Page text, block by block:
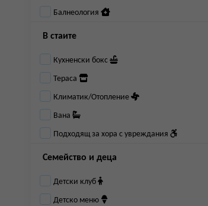
Балнеология
В стаите
Кухненски бокс
Тераса
Климатик/Отопление
Вана
Подходящ за хора с увреждания
Семейство и деца
Детски клуб
Детско меню